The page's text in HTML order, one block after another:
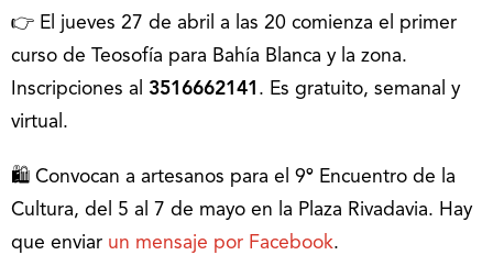
👉 El jueves 27 de abril a las 20 comienza el primer
curso de Teosofía para Bahía Blanca y la zona.
Inscripciones al 3516662141 . Es gratuito, semanal y
virtual.
🛍 Convocan a artesanos para el 9º Encuentro de la
Cultura, del 5 al 7 de mayo en la Plaza Rivadavia. Hay
que enviar un mensaje por Facebook.